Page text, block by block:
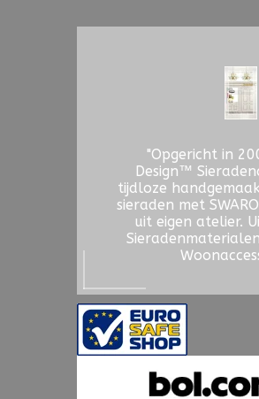
"Opgericht in
Design™
tijdloze
sieraden met
uit eigen atelier.